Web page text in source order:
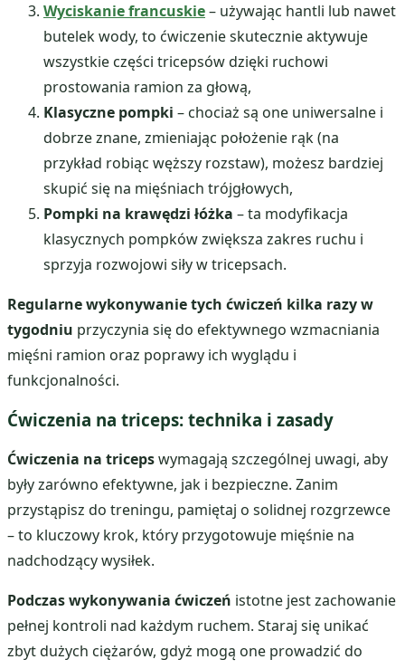
Wyciskanie francuskie– używając hantli lub nawet
butelek wody, to ćwiczenie skutecznie aktywuje
wszystkie części tricepsów dzięki ruchowi
prostowania ramion za głową,
Klasyczne pompki – chociaż są one uniwersalne i
dobrze znane, zmieniając położenie rąk (na
przykład robiąc węższy rozstaw), możesz bardziej
skupić się na mięśniach trójgłowych,
Pompki na krawędzi łóżka – ta modyfikacja
klasycznych pompków zwiększa zakres ruchu i
sprzyja rozwojowi siły w tricepsach.
Regularne wykonywanie tych ćwiczeń kilka razy w
tygodniu przyczynia się do efektywnego wzmacniania
mięśni ramion oraz poprawy ich wyglądu i
funkcjonalności.
Ćwiczenia na triceps: technika i zasady
Ćwiczenia na tricepswymagają szczególnej uwagi, aby
były zarówno efektywne, jak i bezpieczne. Zanim
przystąpisz do treningu, pamiętaj o solidnej rozgrzewce
– to kluczowy krok, który przygotowuje mięśnie na
nadchodzący wysiłek.
Podczas wykonywania ćwiczeń istotne jest zachowanie
pełnej kontroli nad każdym ruchem. Staraj się unikać
zbyt dużych ciężarów, gdyż mogą one prowadzić do